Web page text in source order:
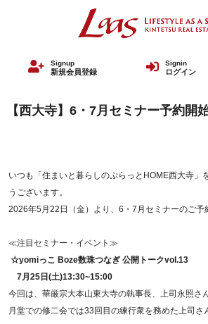
Signup
新規会員登録
Signin
ログイン
【西大寺】6・7月セミナー予約開
いつも「住まいと暮らしのぷらっとHOME西大寺」
うございます。
2026年5月22日（金）より、6・7月セミナーのご予
≪注目セミナー・イベント≫
☆yomiっこ Boze数珠つなぎ 公開トークvol.13
7月25日(土)13:30~15:00
今回は、華厳宗大本山東大寺の執事長、上司永照さ
月堂での修二会では33回目の練行衆を務めた上司さ